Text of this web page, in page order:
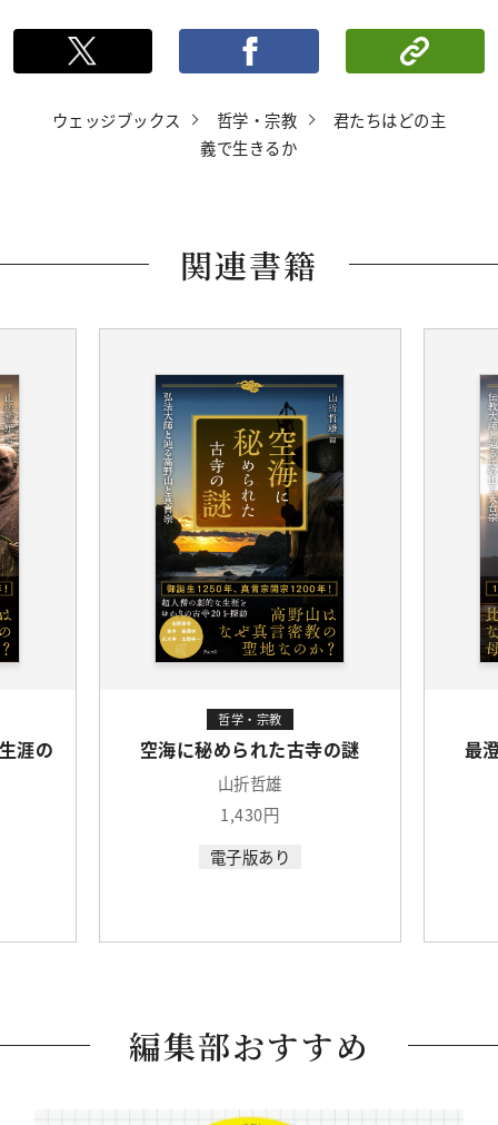
ポストする シ
ウェッジブックス 哲学・宗教
君たちはどの主
義で生きるか
関連書籍
涯の
哲学・宗教
空海に秘められた古寺の謎
山折哲雄
1,430円
電子版あり
最
編集部おすすめ